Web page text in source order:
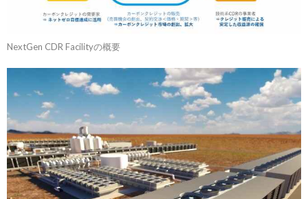
NextGen CDR Facilityの概要